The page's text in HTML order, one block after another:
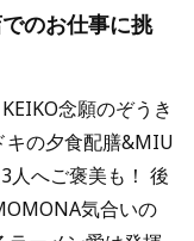
のお仕事に挑
念願のぞうき
キの夕食配膳&MIU
人へご褒美も！ 後
気合いの